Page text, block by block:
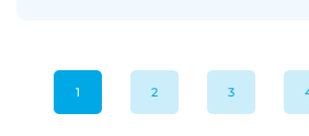
1 2 3